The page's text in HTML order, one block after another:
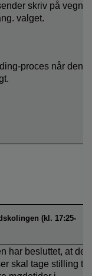
skriv på vegne
valget.
proces når den
(kl. 17:25-
har besluttet, at de
skal tage stilling til